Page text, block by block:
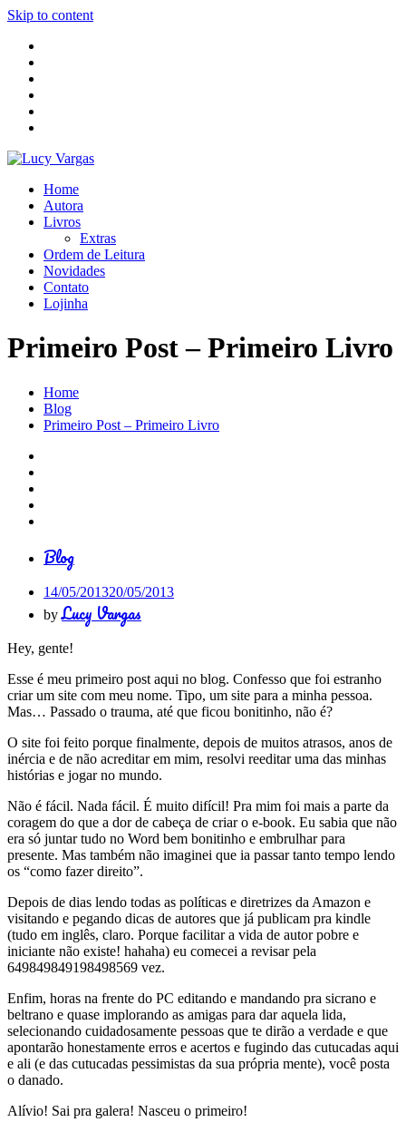
Skip to content
Home
Autora
Livros
Extras
Ordem de Leitura
Novidades
Contato
Lojinha
Primeiro Post – Primeiro Livro
Home
Blog
Primeiro Post – Primeiro Livro
Blog
14/05/201320/05/2013
byLucy Vargas
Hey, gente!
Esse é meu primeiro post aqui no blog. Confesso que foi estranho
criar um site com meu nome. Tipo, um site para a minha pessoa.
Mas… Passado o trauma, até que ficou bonitinho, não é?
O site foi feito porque finalmente, depois de muitos atrasos, anos de
inércia e de não acreditar em mim, resolvi reeditar uma das minhas
histórias e jogar no mundo.
Não é fácil. Nada fácil. É muito difícil! Pra mim foi mais a parte da
coragem do que a dor de cabeça de criar o e-book. Eu sabia que não
era só juntar tudo no Word bem bonitinho e embrulhar para
presente. Mas também não imaginei que ia passar tanto tempo lendo
os “como fazer direito”.
Depois de dias lendo todas as políticas e diretrizes da Amazon e
visitando e pegando dicas de autores que já publicam pra kindle
(tudo em inglês, claro. Porque facilitar a vida de autor pobre e
iniciante não existe! hahaha) eu comecei a revisar pela
649849849198498569 vez.
Enfim, horas na frente do PC editando e mandando pra sicrano e
beltrano e quase implorando as amigas para dar aquela lida,
selecionando cuidadosamente pessoas que te dirão a verdade e que
apontarão honestamente erros e acertos e fugindo das cutucadas aqui
e ali (e das cutucadas pessimistas da sua própria mente), você posta
o danado.
Alívio! Sai pra galera! Nasceu o primeiro!